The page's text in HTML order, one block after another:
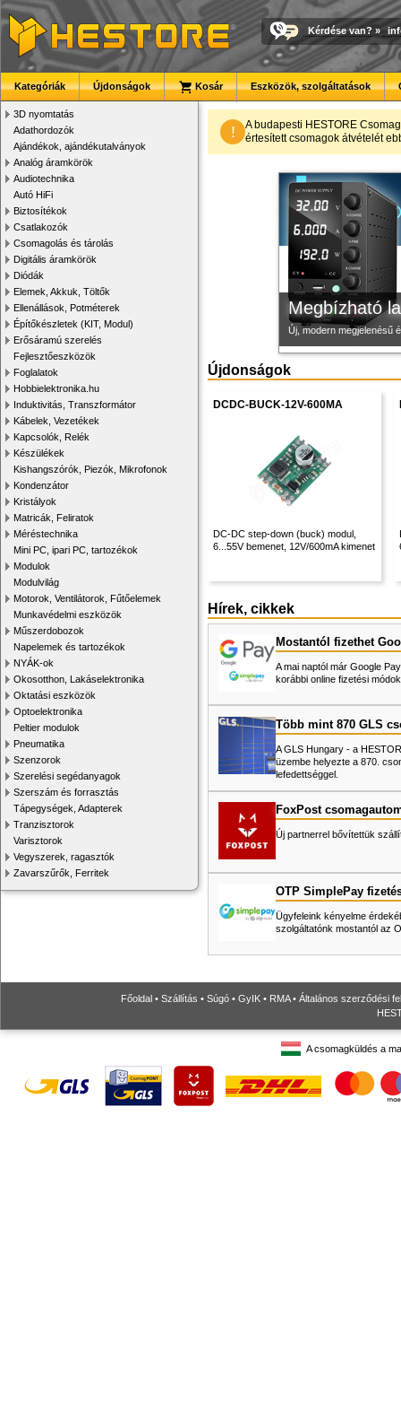
Kérdése van? »
Kategóriák Újdonságok Kosár Eszközök, szolgáltatások
3D nyomtatás
Adathordozók
Ajándékok, ajándékutalványok
Analóg áramkörök
Audiotechnika
Autó HiFi
Biztosítékok
Csatlakozók
Csomagolás és tárolás
Digitális áramkörök
Diódák
Elemek, Akkuk, Töltők
Ellenállások, Potméterek
Építőkészletek (KIT, Modul)
Erősáramú szerelés
Fejlesztőeszközök
Foglalatok
Hobbielektronika.hu
Induktivitás, Transzformátor
Kábelek, Vezetékek
Kapcsolók, Relék
Készülékek
Kishangszórók, Piezók, Mikrofonok
Kondenzátor
Kristályok
Matricák, Feliratok
Méréstechnika
Mini PC, ipari PC, tartozékok
Modulok
Modulvilág
Motorok, Ventilátorok, Fűtőelemek
Munkavédelmi eszközök
Műszerdobozok
Napelemek és tartozékok
NYÁK-ok
Okosotthon, Lakáselektronika
Oktatási eszközök
Optoelektronika
Peltier modulok
Pneumatika
Szenzorok
Szerelési segédanyagok
Szerszám és forrasztás
Tápegységek, Adapterek
Tranzisztorok
Varisztorok
Vegyszerek, ragasztók
Zavarszűrők, Ferritek
!
A budapesti HESTORE
értesített csomagok átvételét
Megbízható
Új, modern megjelenésű
Modulvilág
Fejlesztés, szórakozás
3D nyomtató
Kiváló minőségű,
Új PLA
Kiváló árfekvésű, sok
Újdonságok
DCDC-BUCK-12V-600MA
DC-DC step-down (buck) modul,
6...55V bemenet, 12V/600mA kimenet
Hírek, cikkek
Mostantól fizethet
A mai naptól már Google
korábbi online fizetési
Több mint 870 GLS
A GLS Hungary - a
üzembe helyezte a 870.
lefedettséggel.
FoxPost
Új partnerrel bővítettük
OTP SimplePay
Ügyfeleink kényelme
szolgáltatónk mostantól az
Főoldal • Szállítás • Súgó • GyIK • RMA• Általános szerződési
A csomagküldés a